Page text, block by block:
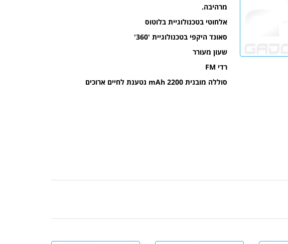
מרהיבה.
אלחוטי בטכנולוגיית בלוטוס
סאונד היקפי בטכנולוגיית '360'
שעון מעורר
רדי FM
סוללה מובנית 2200 mAh נטענת לחיים ארוכים